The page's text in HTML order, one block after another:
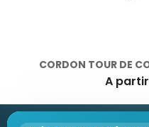
CORDON TOUR DE
A